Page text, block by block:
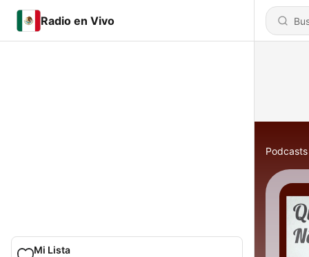
Radio en Vivo
Mi Lista
Podcasts